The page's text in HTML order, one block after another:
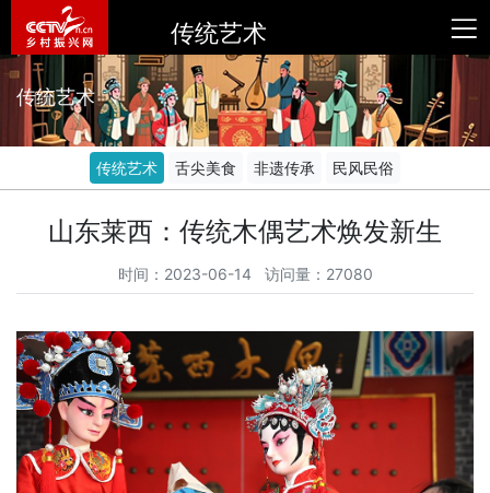
传统艺术
传统艺术
传统艺术 舌尖美食 非遗传承 民风民俗
山东莱西：传统木偶艺术焕发新生
时间：2023-06-14 访问量：27080